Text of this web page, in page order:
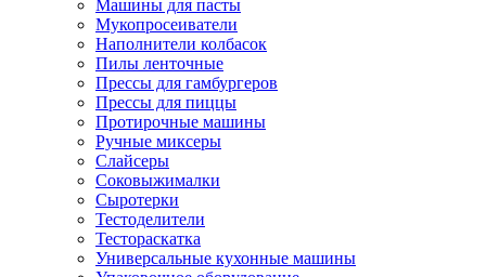
Машины для пасты
Мукопросеиватели
Наполнители колбасок
Пилы ленточные
Прессы для гамбургеров
Прессы для пиццы
Протирочные машины
Ручные миксеры
Слайсеры
Соковыжималки
Сыротерки
Тестоделители
Тестораскатка
Универсальные кухонные машины